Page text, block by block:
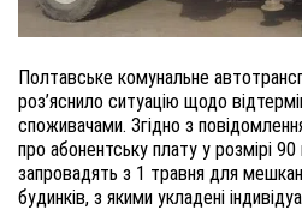
Полтавське комунальне
роз’яснило ситуацію щодо
споживачами. Згідно з
про абонентську плату у розмірі
запровадять з 1 травня для
будинків, з якими укладені